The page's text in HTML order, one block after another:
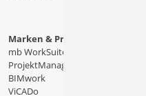
Marken & Produkte
mb WorkSuite
ProjektManager
BIMwork
ViCADo